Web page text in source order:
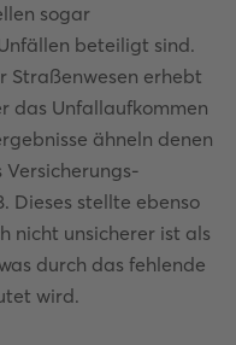
sogar
beteiligt sind.
Straßenwesen erhebt
das Unfallaufkommen
ähneln denen
Dieses stellte ebenso
nicht unsicherer ist als
durch das fehlende
wird.